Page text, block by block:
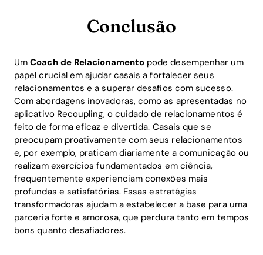
Conclusão
UmCoach de Relacionamentopode desempenhar um
papel crucial em ajudar casais a fortalecer seus
relacionamentos e a superar desafios com sucesso.
Com abordagens inovadoras, como as apresentadas no
aplicativo Recoupling, o cuidado de relacionamentos é
feito de forma eficaz e divertida. Casais que se
preocupam proativamente com seus relacionamentos
e, por exemplo, praticam diariamente a comunicação ou
realizam exercícios fundamentados em ciência,
frequentemente experienciam conexões mais
profundas e satisfatórias. Essas estratégias
transformadoras ajudam a estabelecer a base para uma
parceria forte e amorosa, que perdura tanto em tempos
bons quanto desafiadores.